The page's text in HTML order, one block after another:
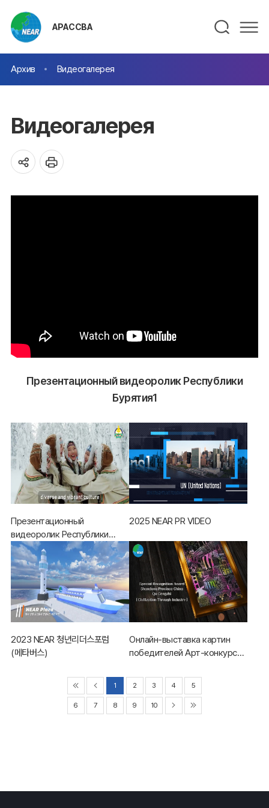
АРАССВА
Архив Видеогалерея
Видеогалерея
Презентационный видеоролик Республики
Бурятия1
Презентационный
видеоролик Республики
Бурятия1
2025 NEAR PR VIDEO
2023 NEAR 청년리더스포럼
(메타버스)
Онлайн-выставка картин
победителей Арт-конкурса
1 2 3 4 5
6 7 8 9 10